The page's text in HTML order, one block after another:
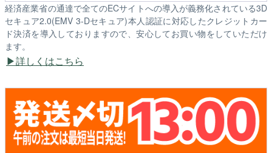
経済産業省の通達で全てのECサイトへの導入が義務化されている3D
セキュア2.0(EMV 3-Dセキュア)本人認証に対応したクレジットカー
ド決済を導入しておりますので、安心してお買い物をしていただけ
ます。
詳しくはこちら